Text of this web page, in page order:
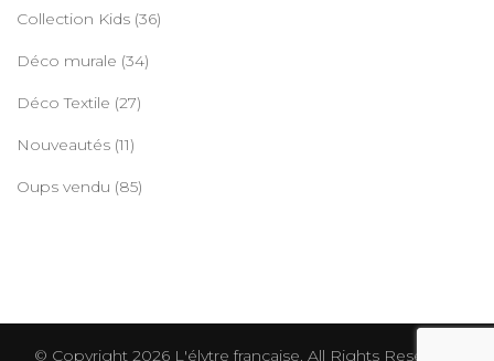
Collection Kids (36)
Déco murale (34)
Déco Textile (27)
Nouveautés (11)
Oups vendu (85)
© Copyright 2026 L'élytre française. All Rights Reserved.